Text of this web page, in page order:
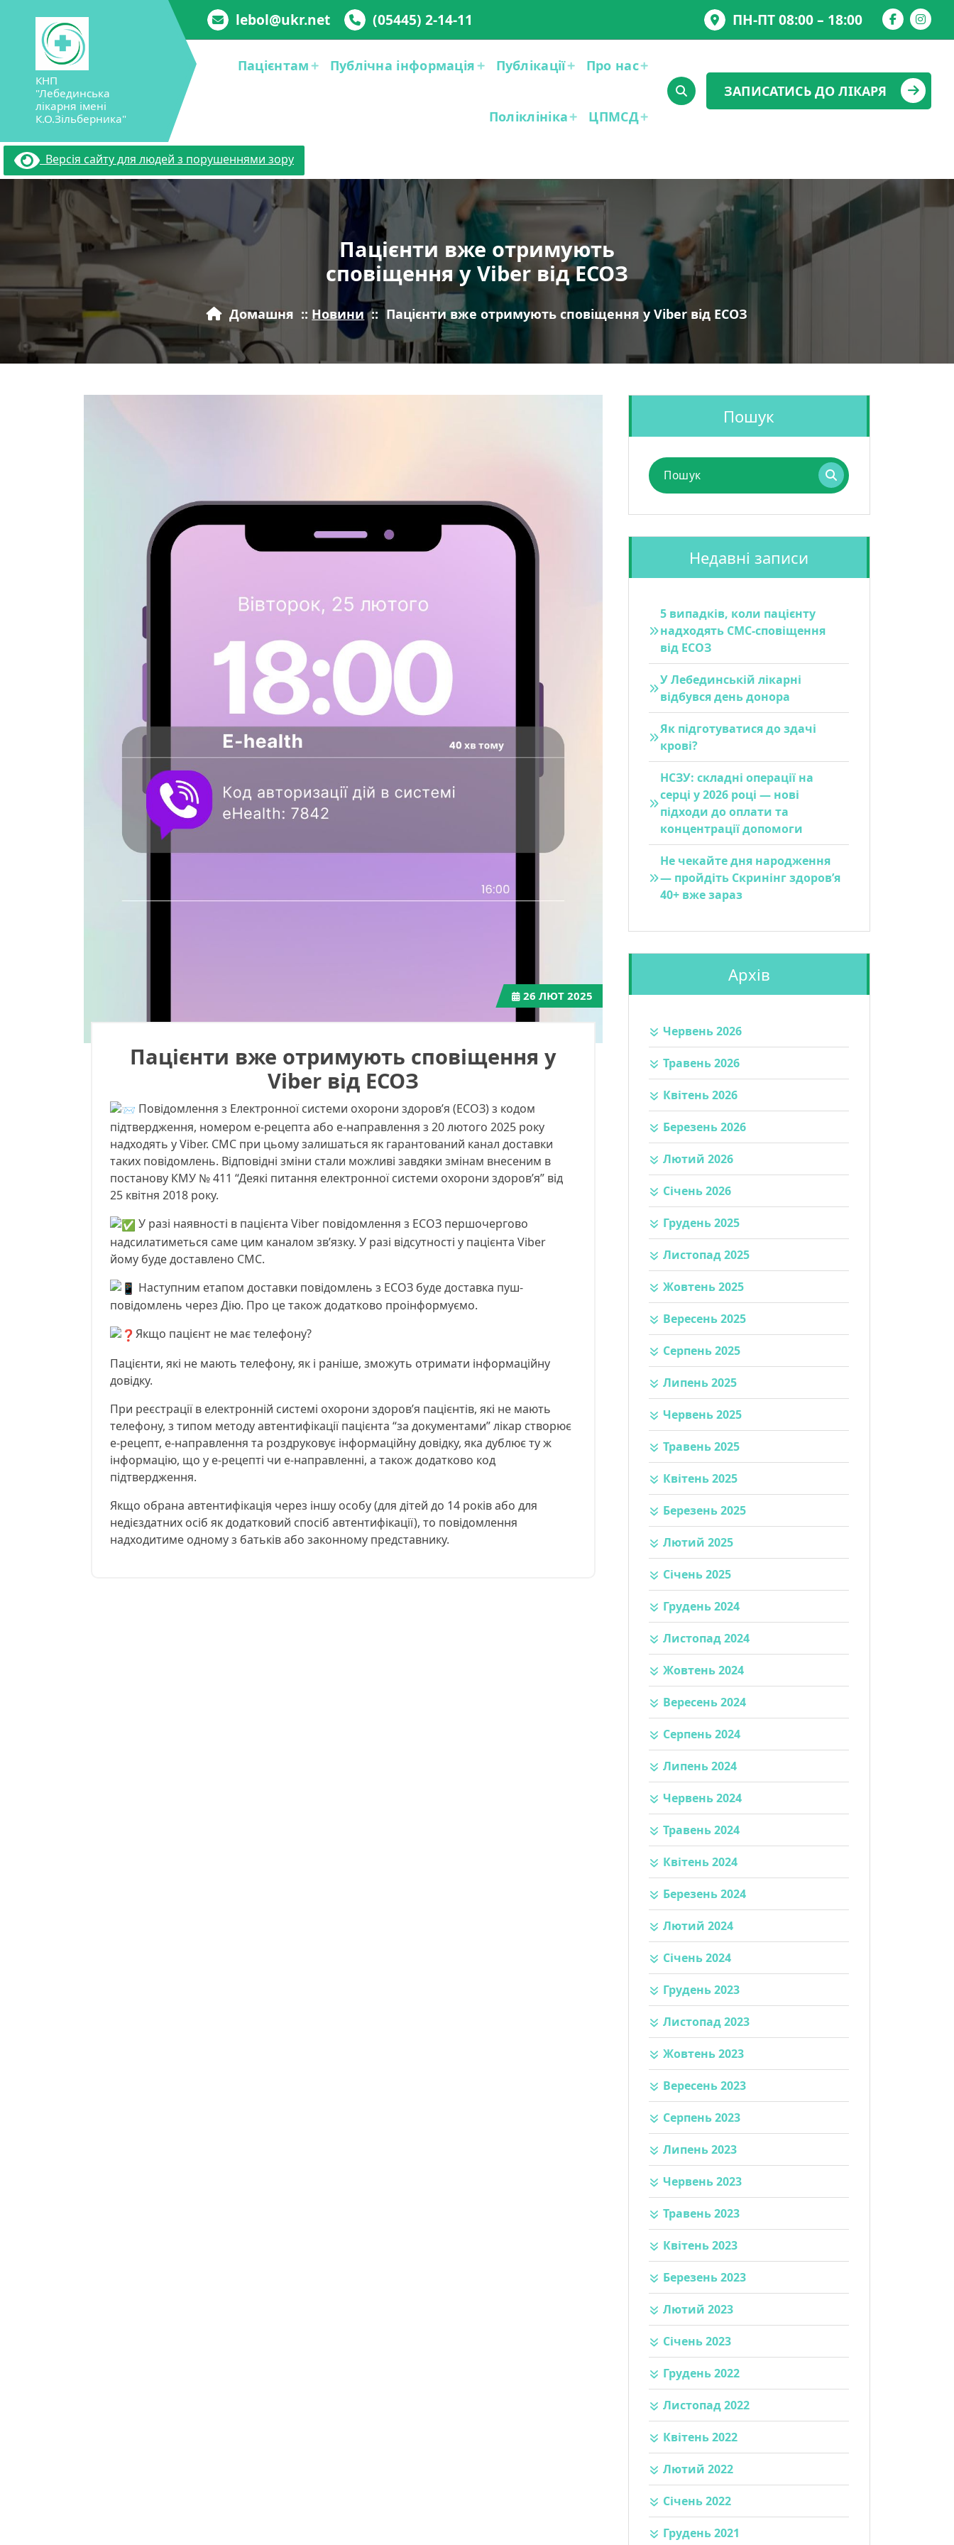
КНП
"Лебединська
лікарня імені
К.О.Зільберника"
lebol@ukr.net (05445) 2-14-11 ПН-ПТ 08:00 – 18:00
Пацієнтам Публічна інформація Публікації Про нас
Поліклініка ЦПМСД
ЗАПИСАТИСЬ ДО ЛІКАРЯ
Версія сайту для людей з порушеннями зору
Пацієнти вже отримують
сповіщення у Viber від ЕСОЗ
Домашня :: Новини :: Пацієнти вже отримують сповіщення у Viber від ЕСОЗ
Пацієнти вже отримують сповіщення у
Viber від ЕСОЗ
Повідомлення з Електронної системи охорони здоровʼя (ЕСОЗ) з кодом
підтвердження, номером е-рецепта або е-направлення з 20 лютого 2025 року
надходять у Viber. СМС при цьому залишаться як гарантований канал доставки
таких повідомлень. Відповідні зміни стали можливі завдяки змінам внесеним в
постанову КМУ № 411 “Деякі питання електронної системи охорони здоров’я” від
25 квітня 2018 року.
У разі наявності в пацієнта Viber повідомлення з ЕСОЗ першочергово
надсилатиметься саме цим каналом зв’язку. У разі відсутності у пацієнта Viber
йому буде доставлено СМС.
Наступним етапом доставки повідомлень з ЕСОЗ буде доставка пуш-
повідомлень через Дію. Про це також додатково проінформуємо.
Якщо пацієнт не має телефону?
Пацієнти, які не мають телефону, як і раніше, зможуть отримати інформаційну
довідку.
При реєстрації в електронній системі охорони здоров’я пацієнтів, які не мають
телефону, з типом методу автентифікації пацієнта “за документами” лікар створює
е-рецепт, е-направлення та роздруковує інформаційну довідку, яка дублює ту ж
інформацію, що у е-рецепті чи е-направленні, а також додатково код
підтвердження.
Якщо обрана автентифікація через іншу особу (для дітей до 14 років або для
недієздатних осіб як додатковий спосіб автентифікації), то повідомлення
надходитиме одному з батьків або законному представнику.
26 ЛЮТ 2025
Пошук
Пошук
для:
Недавні записи
5 випадків, коли пацієнту
надходять СМС-сповіщення
від ЕСОЗ
У Лебединській лікарні
відбувся день донора
Як підготуватися до здачі
крові?
НСЗУ: складні операції на
серці у 2026 році — нові
підходи до оплати та
концентрації допомоги
Не чекайте дня народження
— пройдіть Скринінг здоров’я
40+ вже зараз
Архів
Червень 2026
Травень 2026
Квітень 2026
Березень 2026
Лютий 2026
Січень 2026
Грудень 2025
Листопад 2025
Жовтень 2025
Вересень 2025
Серпень 2025
Липень 2025
Червень 2025
Травень 2025
Квітень 2025
Березень 2025
Лютий 2025
Січень 2025
Грудень 2024
Листопад 2024
Жовтень 2024
Вересень 2024
Серпень 2024
Липень 2024
Червень 2024
Травень 2024
Квітень 2024
Березень 2024
Лютий 2024
Січень 2024
Грудень 2023
Листопад 2023
Жовтень 2023
Вересень 2023
Серпень 2023
Липень 2023
Червень 2023
Травень 2023
Квітень 2023
Березень 2023
Лютий 2023
Січень 2023
Грудень 2022
Листопад 2022
Квітень 2022
Лютий 2022
Січень 2022
Грудень 2021